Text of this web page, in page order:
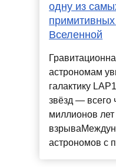
одну из
примитивных
Вселенной
астрономам
галактику
звёзд — всего
миллионов
астрономов с